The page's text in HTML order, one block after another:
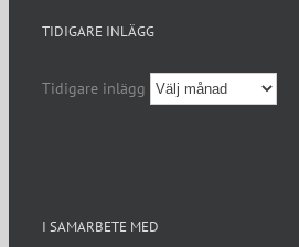
TIDIGARE INLÄGG
Tidigare inlägg
I SAMARBETE MED